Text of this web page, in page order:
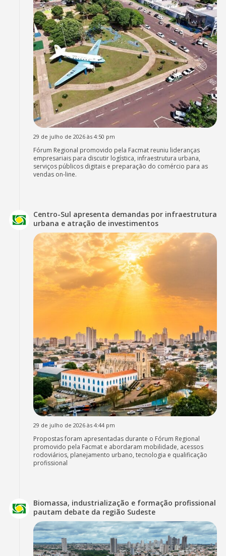
29 de julho de 2026 às 4:50 pm
Fórum Regional promovido pela Facmat reuniu lideranças
empresariais para discutir logística, infraestrutura urbana,
serviços públicos digitais e preparação do comércio para as
vendas on-line.
Centro-Sul apresenta demandas por infraestrutura
urbana e atração de investimentos
29 de julho de 2026 às 4:44 pm
Propostas foram apresentadas durante o Fórum Regional
promovido pela Facmat e abordaram mobilidade, acessos
rodoviários, planejamento urbano, tecnologia e qualificação
profissional
Biomassa, industrialização e formação profissional
pautam debate da região Sudeste